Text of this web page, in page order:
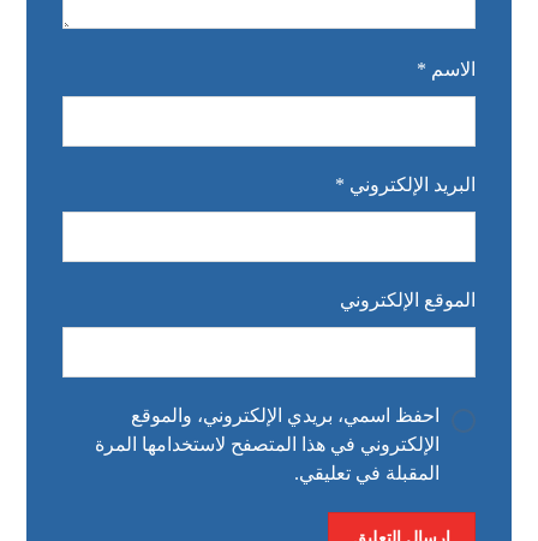
الاسم *
البريد الإلكتروني *
الموقع الإلكتروني
احفظ اسمي، بريدي الإلكتروني، والموقع
الإلكتروني في هذا المتصفح لاستخدامها المرة
المقبلة في تعليقي.